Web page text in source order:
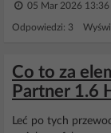
05 Mar 2026 13:36
Odpowiedzi: 3
Co to za
Partner 1.6
Leć po tych